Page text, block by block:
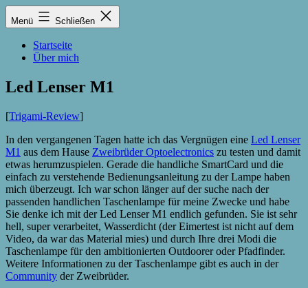
Zum
Inhalt
Lukas
Zintel-
Menü Schließen
Startseite
Über mich
Led Lenser M1
[Trigami-Review]
In den vergangenen Tagen hatte ich das Vergnügen eine Led Lenser
M1 aus dem Hause Zweibrüder Optoelectronics zu testen und damit
etwas herumzuspielen. Gerade die handliche SmartCard und die
einfach zu verstehende Bedienungsanleitung zu der Lampe haben
mich überzeugt. Ich war schon länger auf der suche nach der
passenden handlichen Taschenlampe für meine Zwecke und habe
Sie denke ich mit der Led Lenser M1 endlich gefunden. Sie ist sehr
hell, super verarbeitet, Wasserdicht (der Eimertest ist nicht auf dem
Video, da war das Material mies) und durch Ihre drei Modi die
Taschenlampe für den ambitionierten Outdoorer oder Pfadfinder.
Weitere Informationen zu der Taschenlampe gibt es auch in der
Community der Zweibrüder.